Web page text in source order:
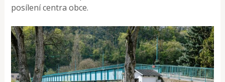
posílení centra obce.